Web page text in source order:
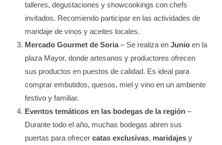
talleres, degustaciones y showcookings con chefs
invitados. Recomiendo participar en las actividades de
maridaje de vinos y aceites locales.
Mercado Gourmet de Soria– Se realiza en Junio en la
plaza Mayor, donde artesanos y productores ofrecen
sus productos en puestos de calidad. Es ideal para
comprar embutidos, quesos, miel y vino en un ambiente
festivo y familiar.
Eventos temáticos en las bodegas de la región –
Durante todo el año, muchas bodegas abren sus
puertas para ofrecer catas exclusivas, maridajes y